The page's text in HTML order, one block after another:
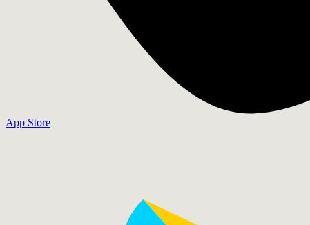
App Store